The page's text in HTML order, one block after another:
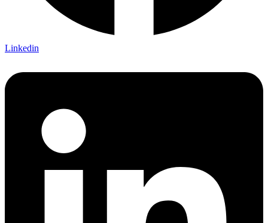
Linkedin